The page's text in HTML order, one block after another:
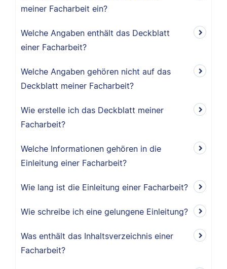
meiner Facharbeit ein?
Welche Angaben enthält das Deckblatt
einer Facharbeit?
Welche Angaben gehören nicht auf das
Deckblatt meiner Facharbeit?
Wie erstelle ich das Deckblatt meiner
Facharbeit?
Welche Informationen gehören in die
Einleitung einer Facharbeit?
Wie lang ist die Einleitung einer Facharbeit?
Wie schreibe ich eine gelungene Einleitung?
Was enthält das Inhaltsverzeichnis einer
Facharbeit?